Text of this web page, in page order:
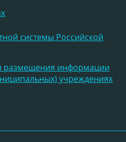
системы Российской
размещения информации
учреждениях